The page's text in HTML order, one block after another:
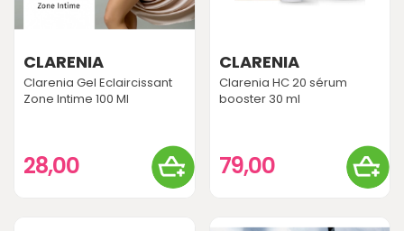
CLARENIA
Clarenia Gel Eclaircissant
Zone Intime 100 Ml
28,00
CLARENIA
Clarenia HC 20 sérum
booster 30 ml
79,00